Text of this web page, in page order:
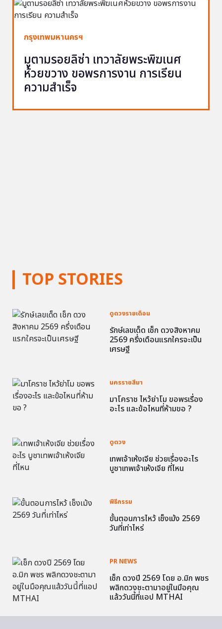
TOP STORIES
ดูดวงรายเดือน
รักษ์เลขเด็ด เช็ก ดวงสิงหาคม
2569 ครึ่งเดือนแรกใครจะเป็น
เศรษฐี
นครราชสีมา
มาโคราช ไหว้ย่าโม ขอพรเรื่อง
อะไร และข้อไหนที่ห้ามขอ ?
ดูดวง
เทพเจ้าเห้งเจีย ช่วยเรื่องอะไร
บูชาเทพเจ้าเห้งเจีย ที่ไหน
พิธีกรรม
ขั้นตอนการไหว้ เช็งเม้ง 2569
วันที่เท่าไหร่
PR NEWS
เช็ก ดวงปี 2569 โดย อ.มิก พชร
พลิกดวงชะตามาอยู่ในมือคุณ
แล้ววันนี้ที่แอป MTHAI
กรุงเทพมหานครฯ
มูตามรอยลิซ่า เทวาลัยพระพิฆเนศ
ห้วยขวาง ขอพรการงาน การเรียน
ความสำเร็จ